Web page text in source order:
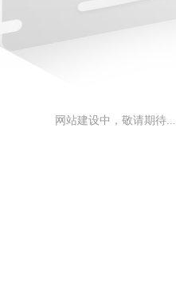
网站建设中，敬请期待...